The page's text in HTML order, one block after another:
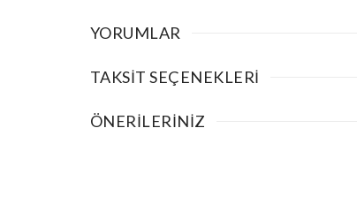
YORUMLAR
TAKSIT SEÇENEKLERI
ÖNERILERINIZ